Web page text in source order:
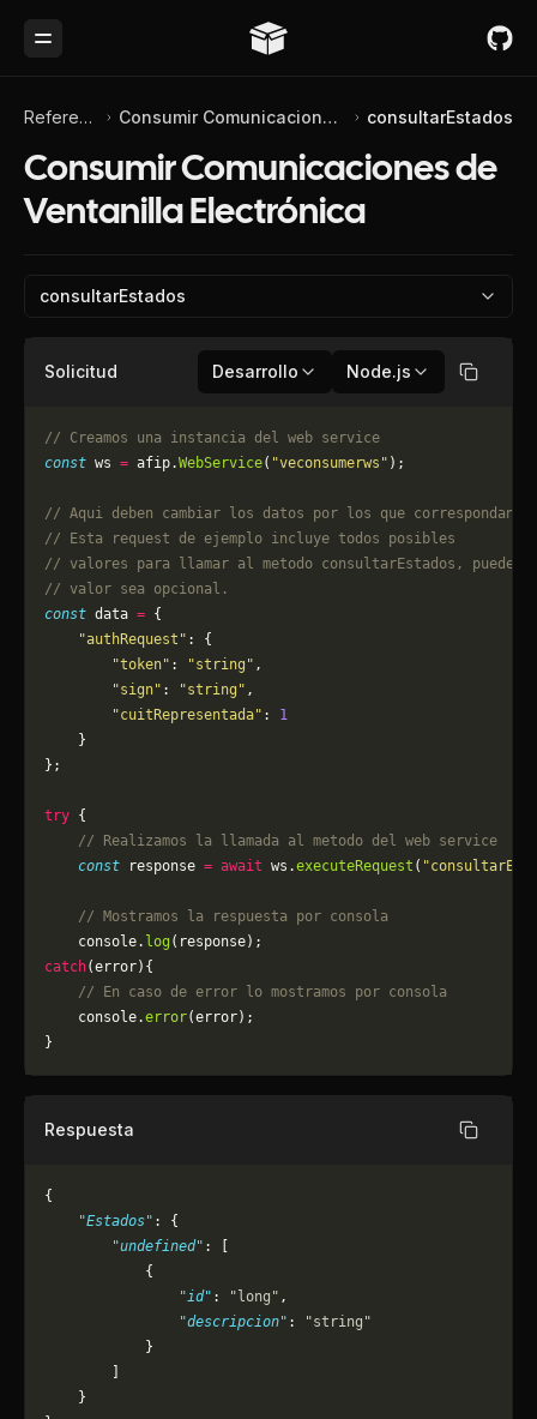
Toggle Menu
Referencia de API Consumir Comunicaciones de Ventanilla Electrónica consultarEstados
Consumir Comunicaciones de
Ventanilla Electrónica
consultarEstados
Solicitud Desarrollo Node.js Copiar
// Creamos una instancia del web service
const ws = afip.WebService( "veconsumerws" );
// Aqui deben cambiar los datos por los que correspondan.
// Esta request de ejemplo incluye todos posibles
// valores para llamar al metodo consultarEstados, puede
// valor sea opcional.
const data = {
    "authRequest"
: {
        "token"
: "string" ,
        "sign"
: "string" ,
        "cuitRepresentada"
: 1
    }
};
try {
    // Realizamos la llamada al metodo del web service
    const
response = await ws.executeRequest (
    // Mostramos la respuesta por consola
    console.
log (response);
catch(error){
    // En caso de error lo mostramos por consola
	console.
error(error);
}
Respuesta Copiar
{
    "Estados"
: {
        "undefined"
: [
            {
                "id"
: "long" ,
                "descripcion"
:
"string"
            }
    }